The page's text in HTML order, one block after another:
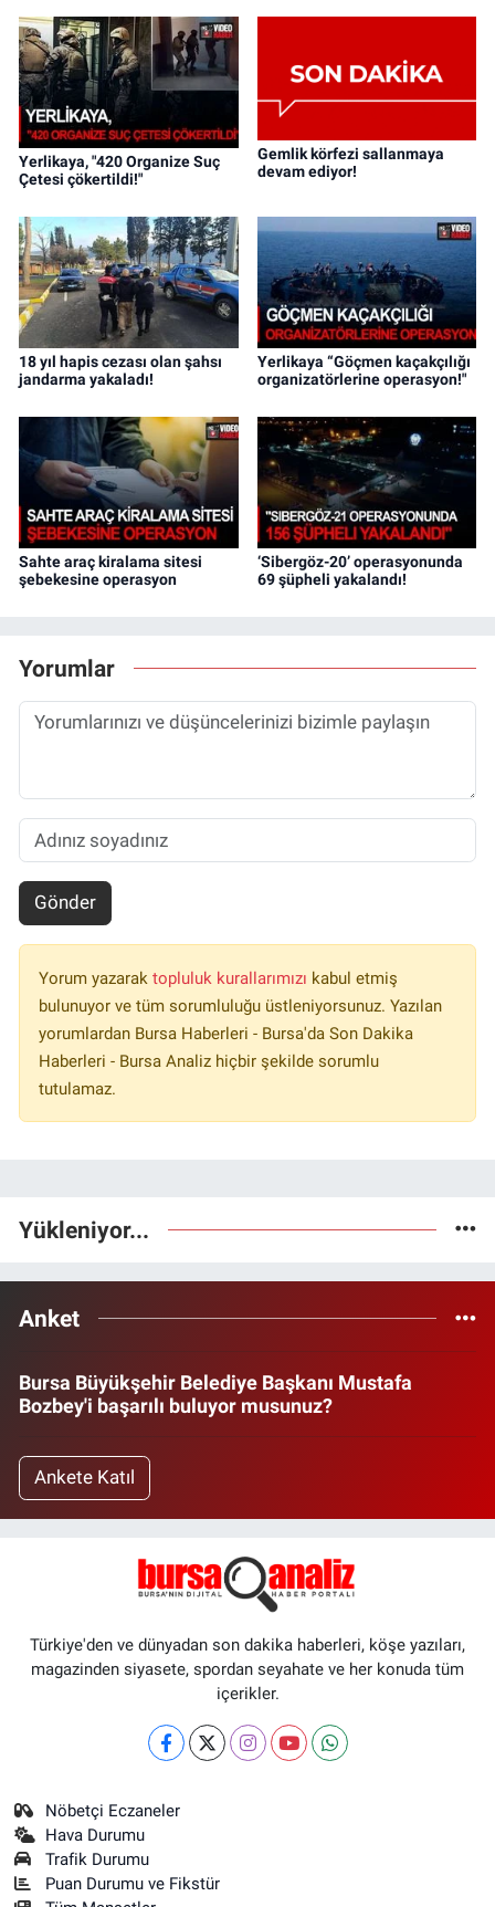
Yerlikaya, "420 Organize Suç
Çetesi çökertildi!"
Gemlik körfezi sallanmaya
devam ediyor!
18 yıl hapis cezası olan şahsı
jandarma yakaladı!
Yerlikaya “Göçmen kaçakçılığı
organizatörlerine operasyon!"
Sahte araç kiralama sitesi
şebekesine operasyon
‘Sibergöz-20’ operasyonunda
69 şüpheli yakalandı!
Yorumlar
Gönder
Yorum yazarak topluluk kurallarımızı kabul etmiş
bulunuyor ve tüm sorumluluğu üstleniyorsunuz. Yazılan
yorumlardan Bursa Haberleri - Bursa'da Son Dakika
Haberleri - Bursa Analiz hiçbir şekilde sorumlu
tutulamaz.
Yükleniyor...
Anket
Bursa Büyükşehir Belediye Başkanı Mustafa
Bozbey'i başarılı buluyor musunuz?
Ankete Katıl
Türkiye'den ve dünyadan son dakika haberleri, köşe yazıları,
magazinden siyasete, spordan seyahate ve her konuda tüm
içerikler.
Nöbetçi Eczaneler
Hava Durumu
Trafik Durumu
Puan Durumu ve Fikstür